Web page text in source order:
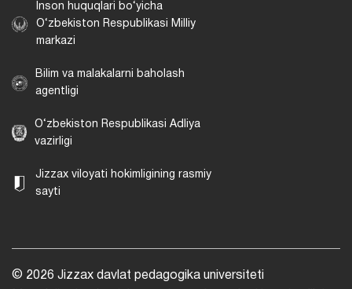
Inson huquqlari bo‘yicha
O‘zbekiston Respublikasi Milliy
markazi
Bilim va malakalarni baholash
agentligi
O‘zbekiston Respublikasi Adliya
vazirligi
Jizzax viloyati hokimligining rasmiy
sayti
© 2026 Jizzax davlat pedagogika universiteti